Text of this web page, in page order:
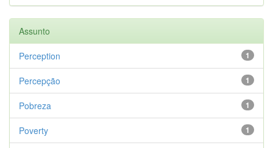
Assunto
1
Perception
1
Percepção
1
Pobreza
1
Poverty